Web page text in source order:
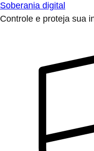
Soberania digital
Controle e proteja sua